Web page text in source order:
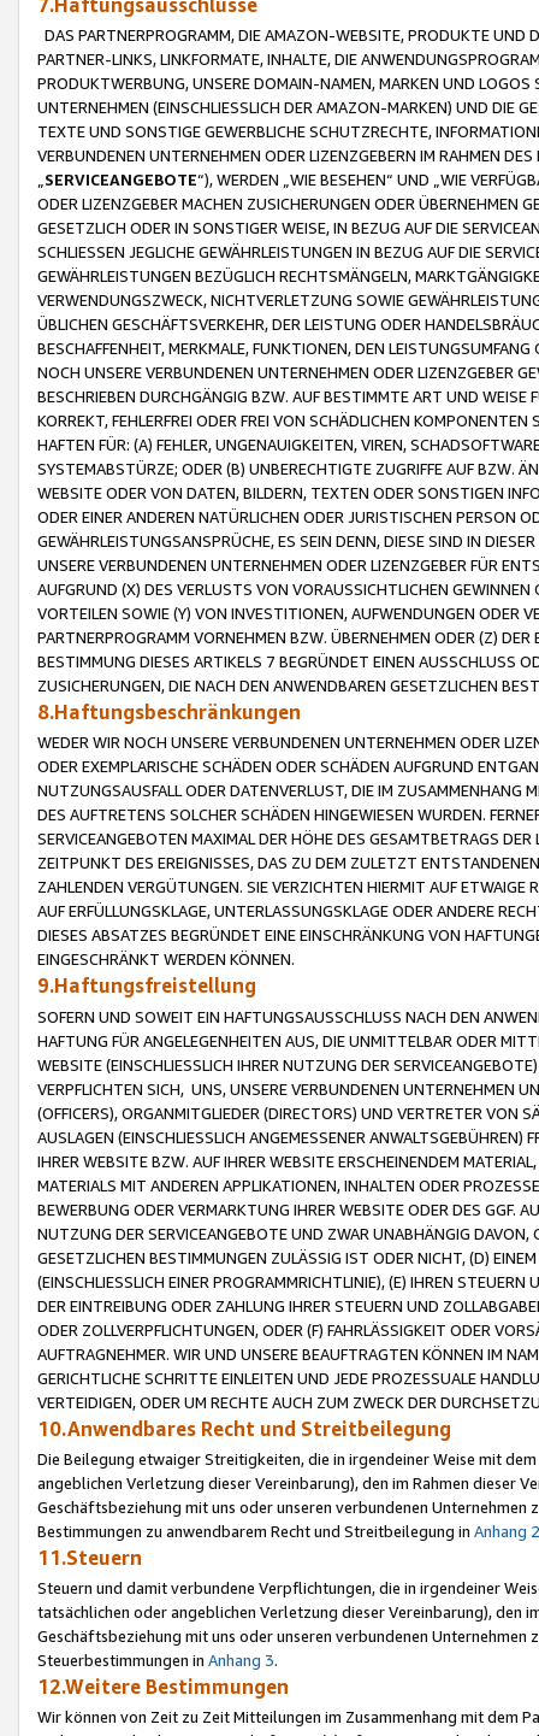
DAS PARTNERPROGRAMM, DIE AMAZON-WEBSITE, PRODUKTE UND
PARTNER-LINKS, LINKFORMATE, INHALTE, DIE
PRODUKTWERBUNG, UNSERE DOMAIN-NAMEN, MARKEN UND
UNTERNEHMEN (EINSCHLIESSLICH DER AMAZON-MARKEN) UND DIE
TEXTE UND SONSTIGE GEWERBLICHE SCHUTZRECHTE,
VERBUNDENEN UNTERNEHMEN ODER LIZENZGEBERN IM RAHMEN
SERVICEANGEBOTE“), WERDEN „WIE BESEHEN“ UND „WIE
ODER LIZENZGEBER MACHEN ZUSICHERUNGEN ODER ÜBERNEHMEN
GESETZLICH ODER IN SONSTIGER WEISE, IN BEZUG AUF DIE
SCHLIESSEN JEGLICHE GEWÄHRLEISTUNGEN IN BEZUG AUF DIE
GEWÄHRLEISTUNGEN BEZÜGLICH RECHTSMÄNGELN,
VERWENDUNGSZWECK, NICHTVERLETZUNG SOWIE
ÜBLICHEN GESCHÄFTSVERKEHR, DER LEISTUNG ODER
BESCHAFFENHEIT, MERKMALE, FUNKTIONEN, DEN
NOCH UNSERE VERBUNDENEN UNTERNEHMEN ODER LIZENZGEBER
BESCHRIEBEN DURCHGÄNGIG BZW. AUF BESTIMMTE ART UND
KORREKT, FEHLERFREI ODER FREI VON SCHÄDLICHEN
HAFTEN FÜR: (A) FEHLER, UNGENAUIGKEITEN, VIREN,
SYSTEMABSTÜRZE; ODER (B) UNBERECHTIGTE ZUGRIFFE AUF BZW.
WEBSITE ODER VON DATEN, BILDERN, TEXTEN ODER SONSTIGEN
ODER EINER ANDEREN NATÜRLICHEN ODER JURISTISCHEN PERSON
GEWÄHRLEISTUNGSANSPRÜCHE, ES SEIN DENN, DIESE SIND IN
UNSERE VERBUNDENEN UNTERNEHMEN ODER LIZENZGEBER FÜR
AUFGRUND (X) DES VERLUSTS VON VORAUSSICHTLICHEN
VORTEILEN SOWIE (Y) VON INVESTITIONEN, AUFWENDUNGEN ODER
PARTNERPROGRAMM VORNEHMEN BZW. ÜBERNEHMEN ODER (Z)
BESTIMMUNG DIESES ARTIKELS 7 BEGRÜNDET EINEN AUSSCHLUSS
ZUSICHERUNGEN, DIE NACH DEN ANWENDBAREN GESETZLICHEN
8.Haftungsbeschränkungen
WEDER WIR NOCH UNSERE VERBUNDENEN UNTERNEHMEN ODER
ODER EXEMPLARISCHE SCHÄDEN ODER SCHÄDEN AUFGRUND
NUTZUNGSAUSFALL ODER DATENVERLUST, DIE IM ZUSAMMENHANG
DES AUFTRETENS SOLCHER SCHÄDEN HINGEWIESEN WURDEN.
SERVICEANGEBOTEN MAXIMAL DER HÖHE DES GESAMTBETRAGS
ZEITPUNKT DES EREIGNISSES, DAS ZU DEM ZULETZT
ZAHLENDEN VERGÜTUNGEN. SIE VERZICHTEN HIERMIT AUF
AUF ERFÜLLUNGSKLAGE, UNTERLASSUNGSKLAGE ODER ANDERE
DIESES ABSATZES BEGRÜNDET EINE EINSCHRÄNKUNG VON
EINGESCHRÄNKT WERDEN KÖNNEN.
9.Haftungsfreistellung
SOFERN UND SOWEIT EIN HAFTUNGSAUSSCHLUSS NACH DEN
HAFTUNG FÜR ANGELEGENHEITEN AUS, DIE UNMITTELBAR ODER
WEBSITE (EINSCHLIESSLICH IHRER NUTZUNG DER
VERPFLICHTEN SICH, UNS, UNSERE VERBUNDENEN UNTERNEHMEN
(OFFICERS), ORGANMITGLIEDER (DIRECTORS) UND VERTRETER VON
AUSLAGEN (EINSCHLIESSLICH ANGEMESSENER
IHRER WEBSITE BZW. AUF IHRER WEBSITE ERSCHEINENDEM
MATERIALS MIT ANDEREN APPLIKATIONEN, INHALTEN ODER
BEWERBUNG ODER VERMARKTUNG IHRER WEBSITE ODER DES GGF.
NUTZUNG DER SERVICEANGEBOTE UND ZWAR UNABHÄNGIG
GESETZLICHEN BESTIMMUNGEN ZULÄSSIG IST ODER NICHT, (D)
(EINSCHLIESSLICH EINER PROGRAMMRICHTLINIE), (E) IHREN
DER EINTREIBUNG ODER ZAHLUNG IHRER STEUERN UND
ODER ZOLLVERPFLICHTUNGEN, ODER (F) FAHRLÄSSIGKEIT ODER
AUFTRAGNEHMER. WIR UND UNSERE BEAUFTRAGTEN KÖNNEN IM
GERICHTLICHE SCHRITTE EINLEITEN UND JEDE PROZESSUALE
VERTEIDIGEN, ODER UM RECHTE AUCH ZUM ZWECK DER
10.Anwendbares Recht und Streitbeilegung
Die Beilegung etwaiger Streitigkeiten, die in irgendeiner Weise mit
angeblichen Verletzung dieser Vereinbarung), den im Rahmen dieser
Geschäftsbeziehung mit uns oder unseren verbundenen
Bestimmungen zu anwendbarem Recht und Streitbeilegung in Anhang 2
11.Steuern
Steuern und damit verbundene Verpflichtungen, die in irgendeiner
tatsächlichen oder angeblichen Verletzung dieser Vereinbarung), den
Geschäftsbeziehung mit uns oder unseren verbundenen
Steuerbestimmungen in Anhang 3.
12.Weitere Bestimmungen
Wir können von Zeit zu Zeit Mitteilungen im Zusammenhang mit dem